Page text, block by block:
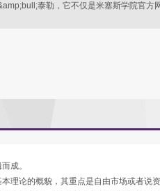
泰勒，它不仅是米塞斯学院官方
成。
理论的概貌，其重点是自由市场或者说